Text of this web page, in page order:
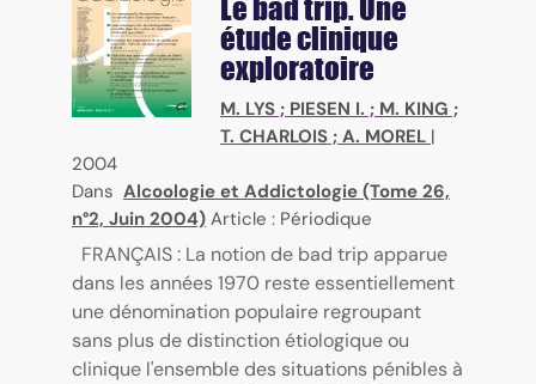
Le bad trip. Une
étude clinique
exploratoire
M. LYS ; PIESEN I. ; M. KING ;
T. CHARLOIS ; A. MOREL |
2004
Dans Alcoologie et Addictologie (Tome 26,
n°2, Juin 2004) Article : Périodique
FRANÇAIS : La notion de bad trip apparue
dans les années 1970 reste essentiellement
une dénomination populaire regroupant
sans plus de distinction étiologique ou
clinique l'ensemble des situations pénibles à